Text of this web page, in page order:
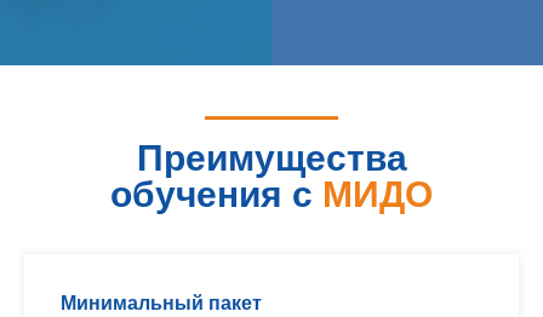
Преимущества
обучения с МИДО
Минимальный пакет